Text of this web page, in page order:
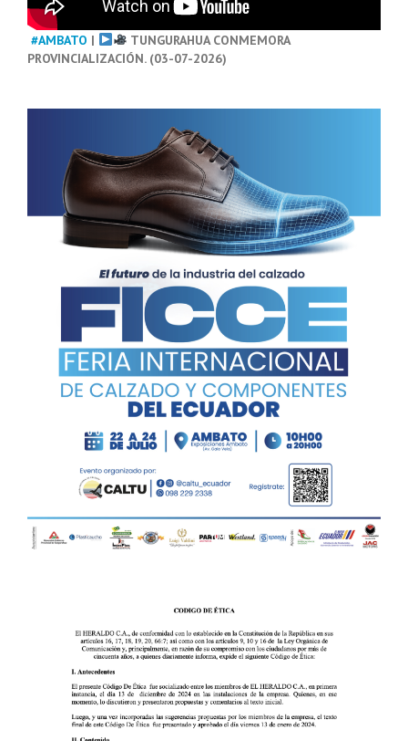
#AMBATO |
TUNGURAHUA CONMEMORA
PROVINCIALIZACIÓN. (03-07-2026)